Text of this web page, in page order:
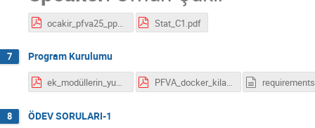
ocakir_pfva25_pptx_m2.pdf Stat_C1.pdf
7 Program Kurulumu
ek_modüllerin_yuklenmesi.pdf PFVA_docker_kilavuz.pdf
8 ÖDEV SORULARI-1